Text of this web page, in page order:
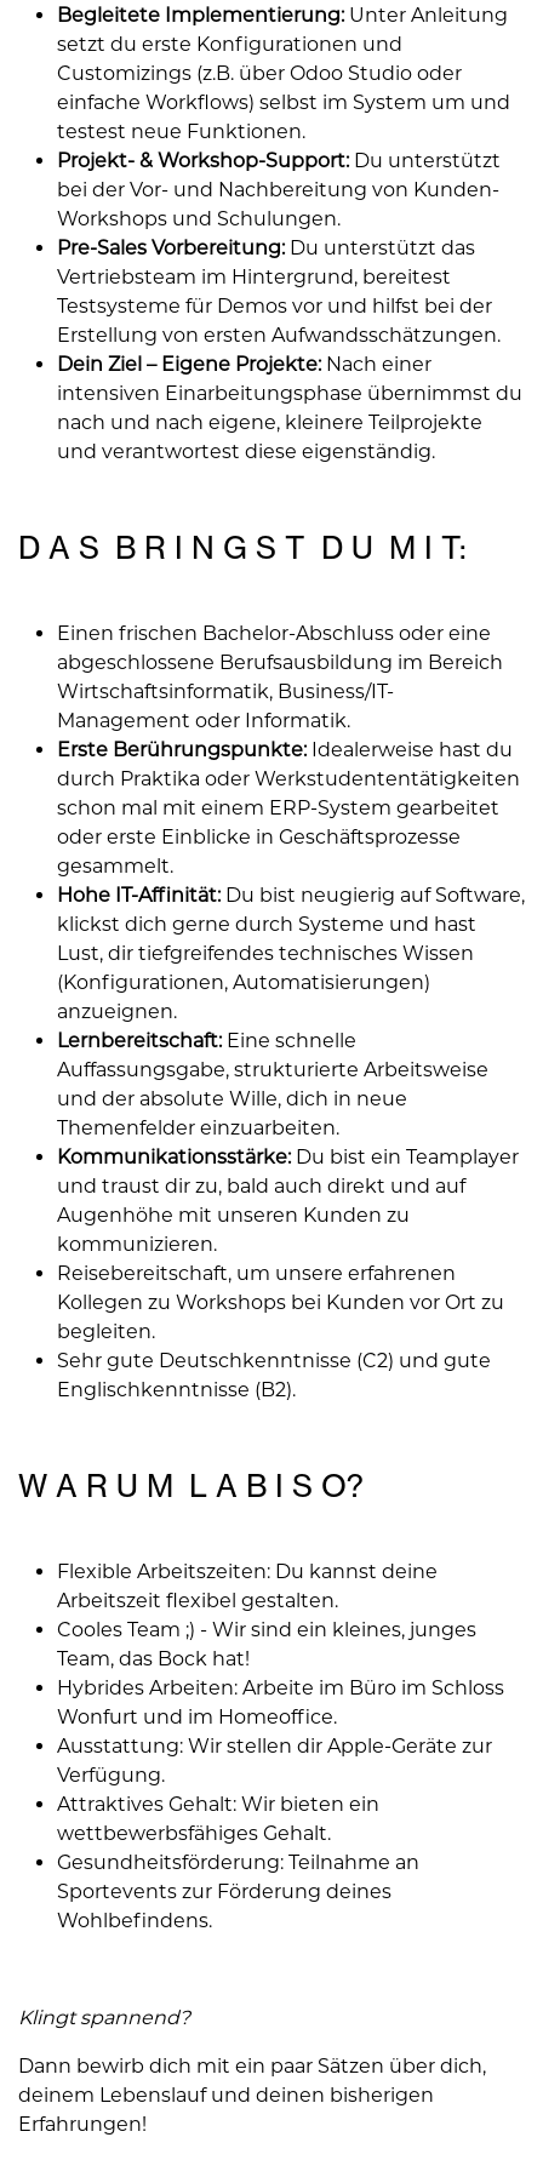
Begleitete Implementierung: Unter Anleitung
setzt du erste Konfigurationen und
Customizings (z.B. über Odoo Studio oder
einfache Workflows) selbst im System um und
testest neue Funktionen.
Projekt- & Workshop-Support: Du unterstützt
bei der Vor- und Nachbereitung von Kunden-
Workshops und Schulungen.
Pre-Sales Vorbereitung: Du unterstützt das
Vertriebsteam im Hintergrund, bereitest
Testsysteme für Demos vor und hilfst bei der
Erstellung von ersten Aufwandsschätzungen.
Dein Ziel – Eigene Projekte: Nach einer
intensiven Einarbeitungsphase übernimmst du
nach und nach eigene, kleinere Teilprojekte
und verantwortest diese eigenständig.
D A S B R I N G S T D U M I T:
Einen frischen Bachelor-Abschluss oder eine
abgeschlossene Berufsausbildung im Bereich
Wirtschaftsinformatik, Business/IT-
Management oder Informatik.
Erste Berührungspunkte: Idealerweise hast du
durch Praktika oder Werkstudententätigkeiten
schon mal mit einem ERP-System gearbeitet
oder erste Einblicke in Geschäftsprozesse
gesammelt.
Hohe IT-Affinität: Du bist neugierig auf Software,
klickst dich gerne durch Systeme und hast
Lust, dir tiefgreifendes technisches Wissen
(Konfigurationen, Automatisierungen)
anzueignen.
Lernbereitschaft: Eine schnelle
Auffassungsgabe, strukturierte Arbeitsweise
und der absolute Wille, dich in neue
Themenfelder einzuarbeiten.
Kommunikationsstärke: Du bist ein Teamplayer
und traust dir zu, bald auch direkt und auf
Augenhöhe mit unseren Kunden zu
kommunizieren.
Reisebereitschaft, um unsere erfahrenen
Kollegen zu Workshops bei Kunden vor Ort zu
begleiten.
Sehr gute Deutschkenntnisse (C2) und gute
Englischkenntnisse (B2).
W A R U M L A B I S O?
Flexible Arbeitszeiten: Du kannst deine
Arbeitszeit flexibel gestalten.
Cooles Team ;) - Wir sind ein kleines, junges
Team, das Bock hat!
Hybrides Arbeiten: Arbeite im Büro im Schloss
Wonfurt und im Homeoffice.
Ausstattung: Wir stellen dir Apple-Geräte zur
Verfügung.
Attraktives Gehalt: Wir bieten ein
wettbewerbsfähiges Gehalt.
Gesundheitsförderung: Teilnahme an
Sportevents zur Förderung deines
Wohlbefindens.
Klingt spannend?
Dann bewirb dich mit ein paar Sätzen über dich,
deinem Lebenslauf und deinen bisherigen
Erfahrungen!